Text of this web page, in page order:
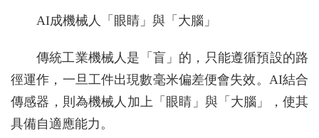
AI成機械人「眼睛」與「大腦」
傳統工業機械人是「盲」的，只能遵循預設的路
徑運作，一旦工件出現數毫米偏差便會失效。AI結合
傳感器，則為機械人加上「眼睛」與「大腦」，使其
具備自適應能力。